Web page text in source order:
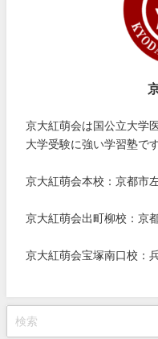
京大紅萌会は国公立大学
大学受験に強い学習塾です
京大紅萌会本校：京都市
京大紅萌会出町柳校：京
京大紅萌会宝塚南口校：